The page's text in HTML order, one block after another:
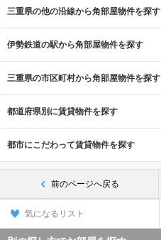
三重県の他の沿線から角部屋物件を探す
伊勢鉄道の駅から角部屋物件を探す
三重県の市区町村から角部屋物件を探す
都道府県別に賃貸物件を探す
都市にこだわって賃貸物件を探す
前のページへ戻る
気になるリスト